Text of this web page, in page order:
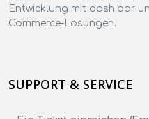
Entwicklung mit dash.bar
Commerce-Lösungen.
SUPPORT & SERVICE